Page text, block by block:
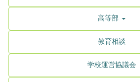
高等部
教育相談
学校運営協議会